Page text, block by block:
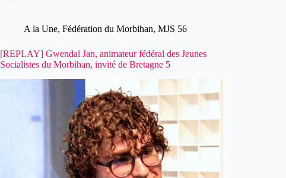
A la Une, Fédération du Morbihan, MJS 56
[REPLAY] Gwendal Jan, animateur fédéral des Jeunes
Socialistes du Morbihan, invité de Bretagne 5